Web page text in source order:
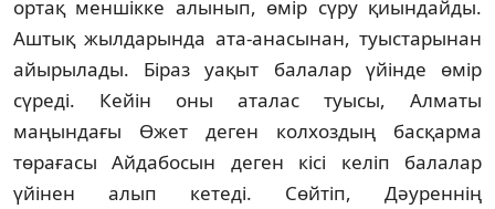
ортақ меншікке алынып, өмір сүру қиындайды.
Аштық жылдарында ата-анасынан, туыс­тарынан
айырылады. Біраз уақыт балалар үйінде өмір
сүреді. Кейін оны аталас туысы, Алматы
маңындағы Өжет деген колхоздың басқарма
төрағасы Айдабосын деген кісі келіп балалар
үйінен алып кетеді. Сөйтіп, Дәу­реннің